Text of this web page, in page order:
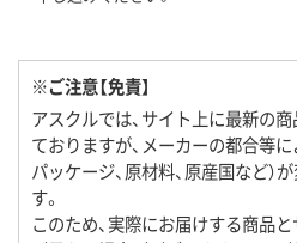
※ご注意【免責】
アスクルでは、サイト上に最新の
ておりますが、メーカーの都合等に
パッケージ、原材料、原産国など）
す。
このため、実際にお届けする商品